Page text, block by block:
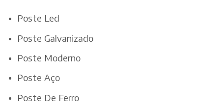
Poste Led
Poste Galvanizado
Poste Moderno
Poste Aço
Poste De Ferro